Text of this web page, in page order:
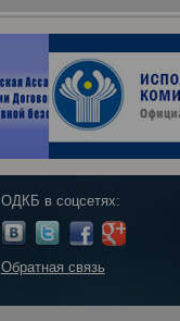
ОДКБ в соцсетях:
Обратная связь